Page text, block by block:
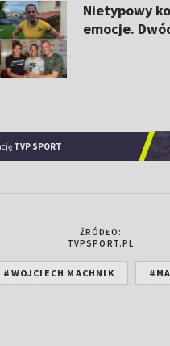
Nietypowy
emocje.
TVP SPORT
ŹRÓDŁO:
TVPSPORT.PL
#WOJCIECH MACHNIK